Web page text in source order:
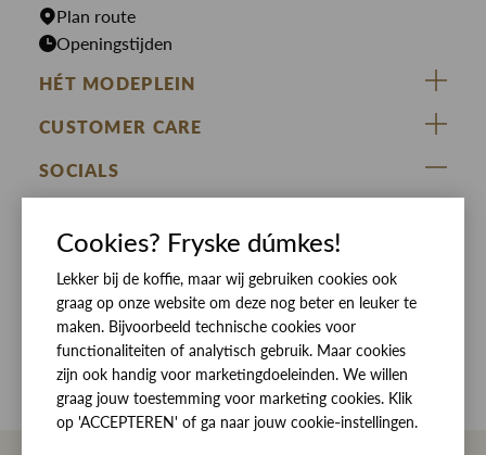
Plan route
Openingstijden
HÉT MODEPLEIN
ZIJ VAN RINSMA
DE HEEREN VAN RINSMA
RINSMA.CONCEPTS
Eten en drinken
Openingstijden
Werken bij RINSMA
CUSTOMER CARE
Veelgestelde vragen
Retourneren & Ruilen
Betaalmethoden
Bezorgen
Contact
Reviews
SOCIALS
Cookies? Fryske dúmkes!
Lekker bij de koffie, maar wij gebruiken cookies ook
graag op onze website om deze nog beter en leuker te
maken. Bijvoorbeeld technische cookies voor
functionaliteiten of analytisch gebruik. Maar cookies
zijn ook handig voor marketingdoeleinden. We willen
graag jouw toestemming voor marketing cookies. Klik
op 'ACCEPTEREN' of ga naar jouw cookie-instellingen.